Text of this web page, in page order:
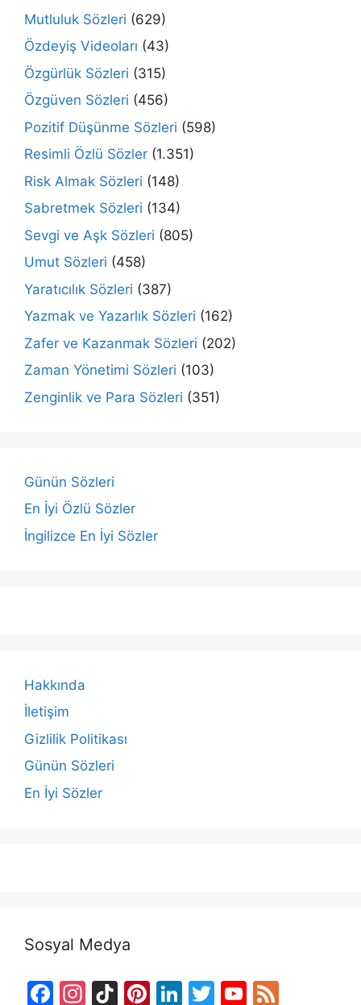
Mutluluk Sözleri (629)
Özdeyiş Videoları (43)
Özgürlük Sözleri (315)
Özgüven Sözleri (456)
Pozitif Düşünme Sözleri (598)
Resimli Özlü Sözler (1.351)
Risk Almak Sözleri (148)
Sabretmek Sözleri (134)
Sevgi ve Aşk Sözleri (805)
Umut Sözleri (458)
Yaratıcılık Sözleri (387)
Yazmak ve Yazarlık Sözleri (162)
Zafer ve Kazanmak Sözleri (202)
Zaman Yönetimi Sözleri (103)
Zenginlik ve Para Sözleri (351)
Günün Sözleri
En İyi Özlü Sözler
İngilizce En İyi Sözler
Hakkında
İletişim
Gizlilik Politikası
Günün Sözleri
En İyi Sözler
Sosyal Medya
F
In Ti Pi Li T
Y